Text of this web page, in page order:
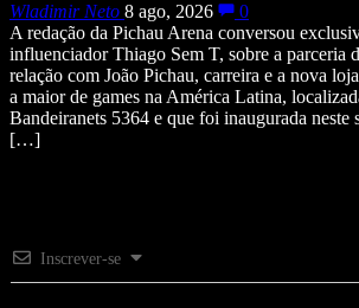
Wladimir Neto 8 ago, 2026
0
A redação da Pichau Arena conversou
influenciador Thiago Sem T, sobre a parceria
relação com João Pichau, carreira e a nova
a maior de games na América Latina,
Bandeiranets 5364 e que foi inaugurada neste
[…]
Inscrever-se